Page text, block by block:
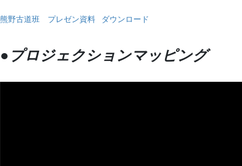
熊野古道班 プレゼン資料 ダウンロード
●プロジェクションマッピング